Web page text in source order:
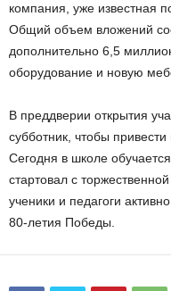
компания, уже известная
Общий объем вложений
дополнительно 6,5
оборудование и новую
В преддверии открытия
субботник, чтобы
Сегодня в школе
стартовал с
ученики и педагоги
80-летия Победы.